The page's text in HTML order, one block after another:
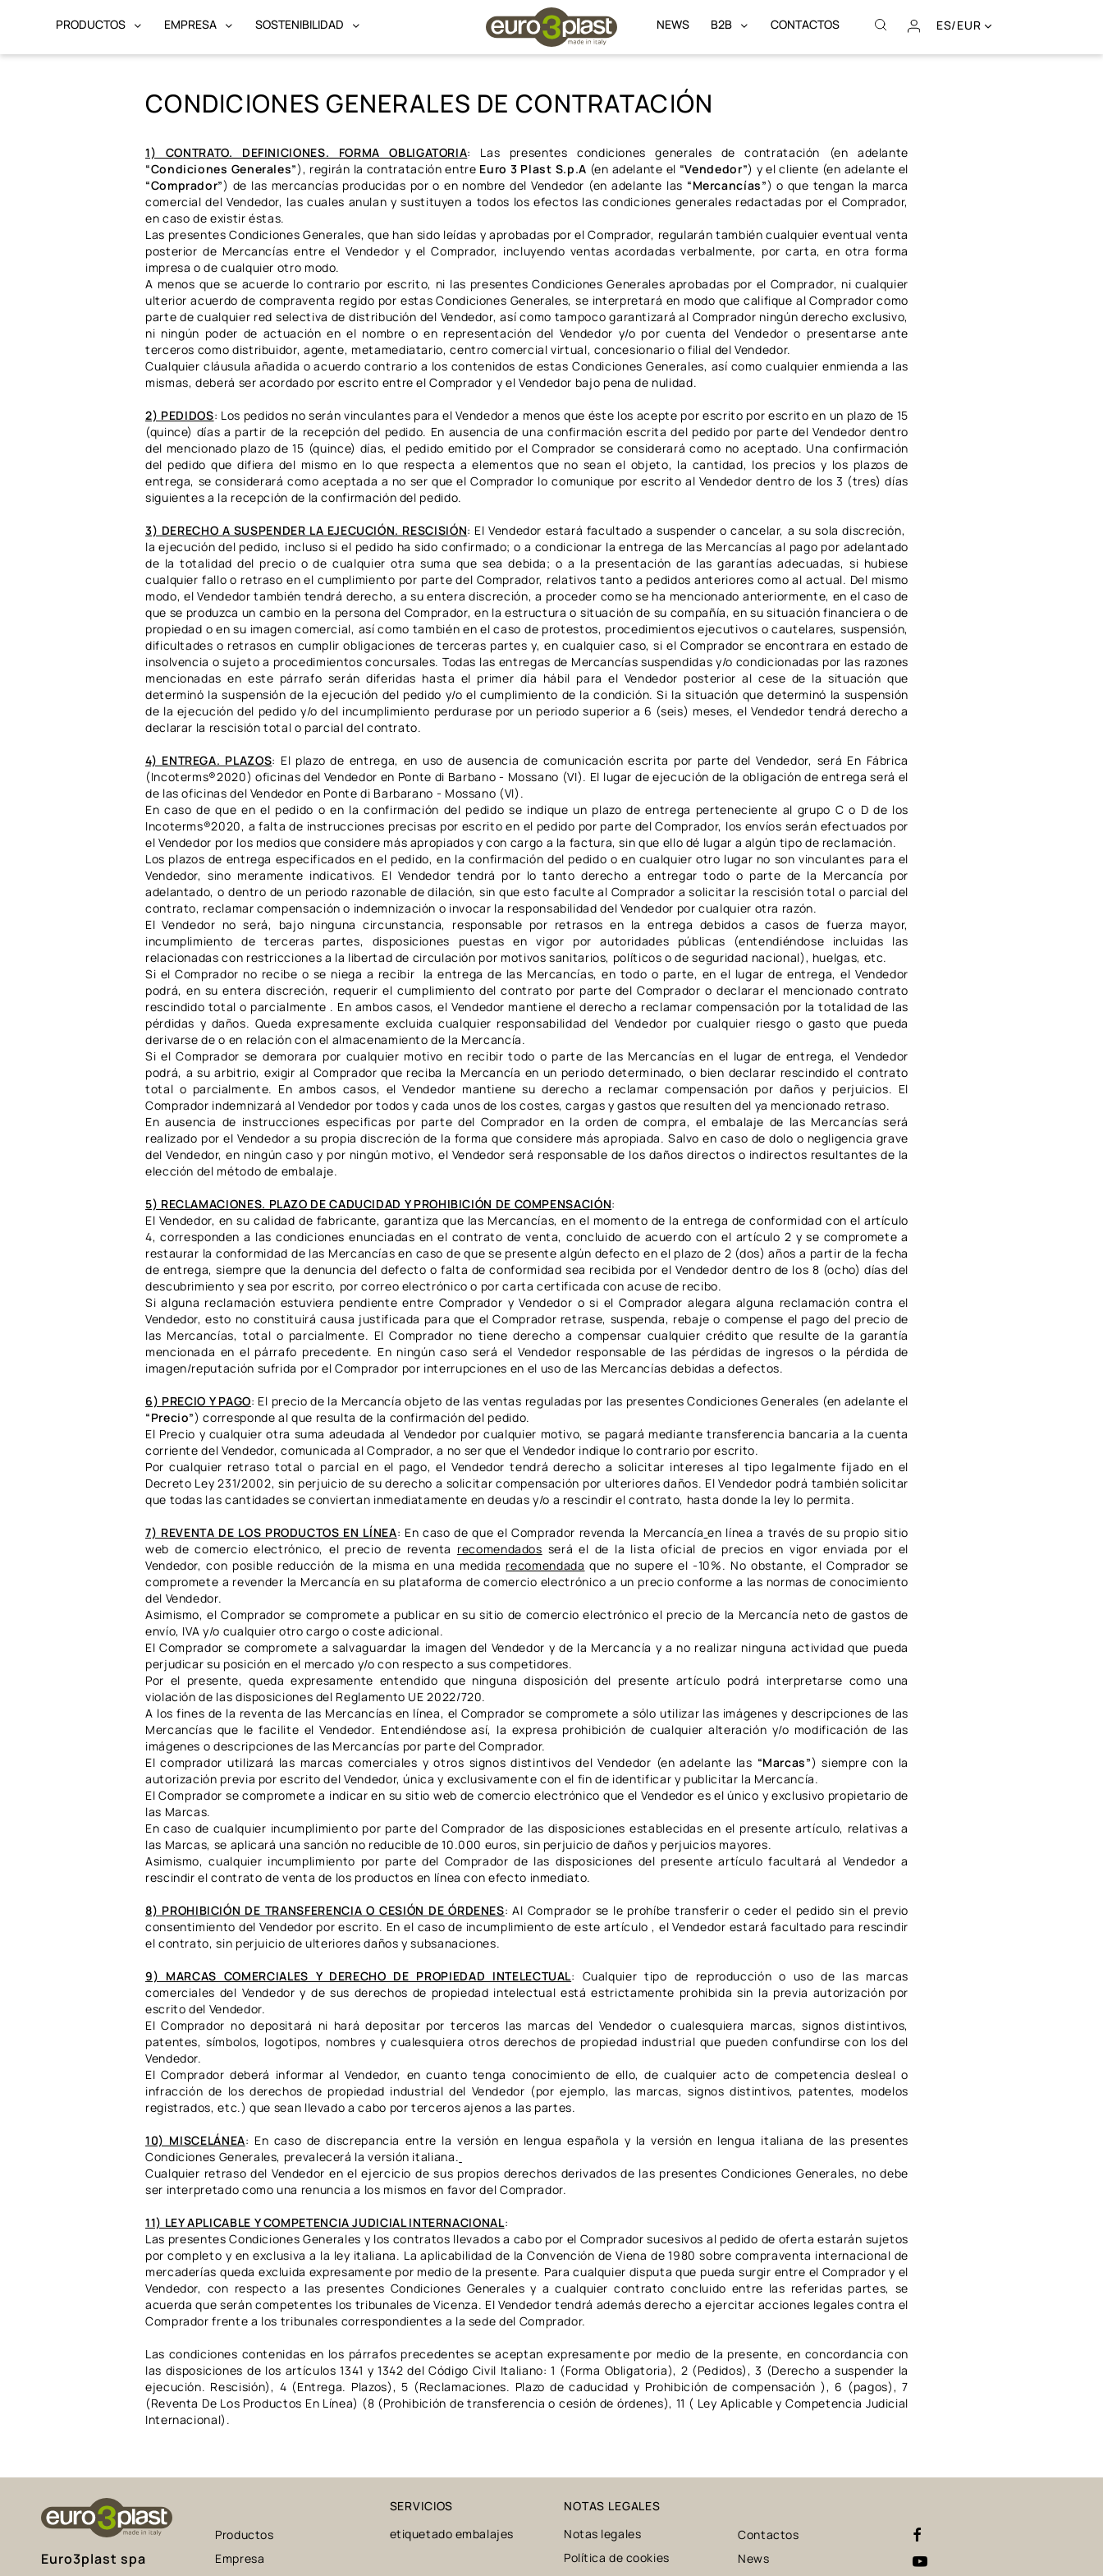
PRODUCTOS EMPRESA SOSTENIBILIDAD NEWS B2B CONTACTOS ES/EUR
CONDICIONES GENERALES DE CONTRATACIÓN
1) CONTRATO. DEFINICIONES. FORMA OBLIGATORIA: Las presentes condiciones generales de contratación (en adelante
“Condiciones Generales”), regirán la contratación entre Euro 3 Plast S.p.A (en adelante el “Vendedor”) y el cliente (en adelante el
“Comprador”) de las mercancías producidas por o en nombre del Vendedor (en adelante las “Mercancías”) o que tengan la marca
comercial del Vendedor, las cuales anulan y sustituyen a todos los efectos las condiciones generales redactadas por el Comprador,
en caso de existir éstas.
Las presentes Condiciones Generales, que han sido leídas y aprobadas por el Comprador, regularán también cualquier eventual venta
posterior de Mercancías entre el Vendedor y el Comprador, incluyendo ventas acordadas verbalmente, por carta, en otra forma
impresa o de cualquier otro modo.
A menos que se acuerde lo contrario por escrito, ni las presentes Condiciones Generales aprobadas por el Comprador, ni cualquier
ulterior acuerdo de compraventa regido por estas Condiciones Generales, se interpretará en modo que califique al Comprador como
parte de cualquier red selectiva de distribución del Vendedor, así como tampoco garantizará al Comprador ningún derecho exclusivo,
ni ningún poder de actuación en el nombre o en representación del Vendedor y/o por cuenta del Vendedor o presentarse ante
terceros como distribuidor, agente, metamediatario, centro comercial virtual, concesionario o filial del Vendedor.
Cualquier cláusula añadida o acuerdo contrario a los contenidos de estas Condiciones Generales, así como cualquier enmienda a las
mismas, deberá ser acordado por escrito entre el Comprador y el Vendedor bajo pena de nulidad.
2) PEDIDOS: Los pedidos no serán vinculantes para el Vendedor a menos que éste los acepte por escrito por escrito en un plazo de 15
(quince) días a partir de la recepción del pedido. En ausencia de una confirmación escrita del pedido por parte del Vendedor dentro
del mencionado plazo de 15 (quince) días, el pedido emitido por el Comprador se considerará como no aceptado. Una confirmación
del pedido que difiera del mismo en lo que respecta a elementos que no sean el objeto, la cantidad, los precios y los plazos de
entrega, se considerará como aceptada a no ser que el Comprador lo comunique por escrito al Vendedor dentro de los 3 (tres) días
siguientes a la recepción de la confirmación del pedido.
3) DERECHO A SUSPENDER LA EJECUCIÓN. RESCISIÓN: El Vendedor estará facultado a suspender o cancelar, a su sola discreción,
la ejecución del pedido, incluso si el pedido ha sido confirmado; o a condicionar la entrega de las Mercancías al pago por adelantado
de la totalidad del precio o de cualquier otra suma que sea debida; o a la presentación de las garantías adecuadas, si hubiese
cualquier fallo o retraso en el cumplimiento por parte del Comprador, relativos tanto a pedidos anteriores como al actual. Del mismo
modo, el Vendedor también tendrá derecho, a su entera discreción, a proceder como se ha mencionado anteriormente, en el caso de
que se produzca un cambio en la persona del Comprador, en la estructura o situación de su compañía, en su situación financiera o de
propiedad o en su imagen comercial, así como también en el caso de protestos, procedimientos ejecutivos o cautelares, suspensión,
dificultades o retrasos en cumplir obligaciones de terceras partes y, en cualquier caso, si el Comprador se encontrara en estado de
insolvencia o sujeto a procedimientos concursales. Todas las entregas de Mercancías suspendidas y/o condicionadas por las razones
mencionadas en este párrafo serán diferidas hasta el primer día hábil para el Vendedor posterior al cese de la situación que
determinó la suspensión de la ejecución del pedido y/o el cumplimiento de la condición. Si la situación que determinó la suspensión
de la ejecución del pedido y/o del incumplimiento perdurase por un periodo superior a 6 (seis) meses, el Vendedor tendrá derecho a
declarar la rescisión total o parcial del contrato.
4) ENTREGA. PLAZOS: El plazo de entrega, en uso de ausencia de comunicación escrita por parte del Vendedor, será En Fábrica
(Incoterms®2020) oficinas del Vendedor en Ponte di Barbano - Mossano (VI). El lugar de ejecución de la obligación de entrega será el
de las oficinas del Vendedor en Ponte di Barbarano - Mossano (VI).
En caso de que en el pedido o en la confirmación del pedido se indique un plazo de entrega perteneciente al grupo C o D de los
Incoterms®2020, a falta de instrucciones precisas por escrito en el pedido por parte del Comprador, los envíos serán efectuados por
el Vendedor por los medios que considere más apropiados y con cargo a la factura, sin que ello dé lugar a algún tipo de reclamación.
Los plazos de entrega especificados en el pedido, en la confirmación del pedido o en cualquier otro lugar no son vinculantes para el
Vendedor, sino meramente indicativos. El Vendedor tendrá por lo tanto derecho a entregar todo o parte de la Mercancía por
adelantado, o dentro de un periodo razonable de dilación, sin que esto faculte al Comprador a solicitar la rescisión total o parcial del
contrato, reclamar compensación o indemnización o invocar la responsabilidad del Vendedor por cualquier otra razón.
El Vendedor no será, bajo ninguna circunstancia, responsable por retrasos en la entrega debidos a casos de fuerza mayor,
incumplimiento de terceras partes, disposiciones puestas en vigor por autoridades públicas (entendiéndose incluidas las
relacionadas con restricciones a la libertad de circulación por motivos sanitarios, políticos o de seguridad nacional), huelgas, etc.
Si el Comprador no recibe o se niega a recibir
la entrega de las Mercancías, en todo o parte, en el lugar de entrega, el Vendedor
podrá, en su entera discreción, requerir el cumplimiento del contrato por parte del Comprador o declarar el mencionado contrato
rescindido total o parcialmente . En ambos casos, el Vendedor mantiene el derecho a reclamar compensación por la totalidad de las
pérdidas y daños. Queda expresamente excluida cualquier responsabilidad del Vendedor por cualquier riesgo o gasto que pueda
derivarse de o en relación con el almacenamiento de la Mercancía.
Si el Comprador se demorara por cualquier motivo en recibir todo o parte de las Mercancías en el lugar de entrega, el Vendedor
podrá, a su arbitrio, exigir al Comprador que reciba la Mercancía en un periodo determinado, o bien declarar rescindido el contrato
total o parcialmente. En ambos casos, el Vendedor mantiene su derecho a reclamar compensación por daños y perjuicios. El
Comprador indemnizará al Vendedor por todos y cada unos de los costes, cargas y gastos que resulten del ya mencionado retraso.
En ausencia de instrucciones especificas por parte del Comprador en la orden de compra, el embalaje de las Mercancías será
realizado por el Vendedor a su propia discreción de la forma que considere más apropiada. Salvo en caso de dolo o negligencia grave
del Vendedor, en ningún caso y por ningún motivo, el Vendedor será responsable de los daños directos o indirectos resultantes de la
elección del método de embalaje.
5) RECLAMACIONES. PLAZO DE CADUCIDAD Y PROHIBICIÓN DE COMPENSACIÓN:
El Vendedor, en su calidad de fabricante, garantiza que las Mercancías, en el momento de la entrega de conformidad con el artículo
4, corresponden a las condiciones enunciadas en el contrato de venta, concluido de acuerdo con el artículo 2 y se compromete a
restaurar la conformidad de las Mercancías en caso de que se presente algún defecto en el plazo de 2 (dos) años a partir de la fecha
de entrega, siempre que la denuncia del defecto o falta de conformidad sea recibida por el Vendedor dentro de los 8 (ocho) días del
descubrimiento y sea por escrito, por correo electrónico o por carta certificada con acuse de recibo.
Si alguna reclamación estuviera pendiente entre Comprador y Vendedor o si el Comprador alegara alguna reclamación contra el
Vendedor, esto no constituirá causa justificada para que el Comprador retrase, suspenda, rebaje o compense el pago del precio de
las Mercancías, total o parcialmente. El Comprador no tiene derecho a compensar cualquier crédito que resulte de la garantía
mencionada en el párrafo precedente. En ningún caso será el Vendedor responsable de las pérdidas de ingresos o la pérdida de
imagen/reputación sufrida por el Comprador por interrupciones en el uso de las Mercancías debidas a defectos.
6) PRECIO Y PAGO: El precio de la Mercancía objeto de las ventas reguladas por las presentes Condiciones Generales (en adelante el
“Precio”) corresponde al que resulta de la confirmación del pedido.
El Precio y cualquier otra suma adeudada al Vendedor por cualquier motivo, se pagará mediante transferencia bancaria a la cuenta
corriente del Vendedor, comunicada al Comprador, a no ser que el Vendedor indique lo contrario por escrito.
Por cualquier retraso total o parcial en el pago, el Vendedor tendrá derecho a solicitar intereses al tipo legalmente fijado en el
Decreto Ley 231/2002, sin perjuicio de su derecho a solicitar compensación por ulteriores daños. El Vendedor podrá también solicitar
que todas las cantidades se conviertan inmediatamente en deudas y/o a rescindir el contrato, hasta donde la ley lo permita.
7) REVENTA DE LOS PRODUCTOS EN LÍNEA: En caso de que el Comprador revenda la Mercancía en línea a través de su propio sitio
web de comercio electrónico, el precio de reventa recomendados será el de la lista oficial de precios en vigor enviada por el
Vendedor, con posible reducción de la misma en una medida recomendada que no supere el -10%. No obstante, el Comprador se
compromete a revender la Mercancía en su plataforma de comercio electrónico a un precio conforme a las normas de conocimiento
del Vendedor.
Asimismo, el Comprador se compromete a publicar en su sitio de comercio electrónico el precio de la Mercancía neto de gastos de
envío, IVA y/o cualquier otro cargo o coste adicional.
El Comprador se compromete a salvaguardar la imagen del Vendedor y de la Mercancía y a no realizar ninguna actividad que pueda
perjudicar su posición en el mercado y/o con respecto a sus competidores.
Por el presente, queda expresamente entendido que ninguna disposición del presente artículo podrá interpretarse como una
violación de las disposiciones del Reglamento UE 2022/720.
A los fines de la reventa de las Mercancías en línea, el Comprador se compromete a sólo utilizar las imágenes y descripciones de las
Mercancías que le facilite el Vendedor. Entendiéndose así, la expresa prohibición de cualquier alteración y/o modificación de las
imágenes o descripciones de las Mercancías por parte del Comprador.
El comprador utilizará las marcas comerciales y otros signos distintivos del Vendedor (en adelante las “Marcas”) siempre con la
autorización previa por escrito del Vendedor, única y exclusivamente con el fin de identificar y publicitar la Mercancía.
El Comprador se compromete a indicar en su sitio web de comercio electrónico que el Vendedor es el único y exclusivo propietario de
las Marcas.
En caso de cualquier incumplimiento por parte del Comprador de las disposiciones establecidas en el presente artículo, relativas a
las Marcas, se aplicará una sanción no reducible de 10.000 euros, sin perjuicio de daños y perjuicios mayores.
Asimismo, cualquier incumplimiento por parte del Comprador de las disposiciones del presente artículo facultará al Vendedor a
rescindir el contrato de venta de los productos en línea con efecto inmediato.
8) PROHIBICIÓN DE TRANSFERENCIA O CESIÓN DE ÓRDENES: Al Comprador se le prohíbe transferir o ceder el pedido sin el previo
consentimiento del Vendedor por escrito. En el caso de incumplimiento de este artículo , el Vendedor estará facultado para rescindir
el contrato, sin perjuicio de ulteriores daños y subsanaciones.
9) MARCAS COMERCIALES Y DERECHO DE PROPIEDAD INTELECTUAL: Cualquier tipo de reproducción o uso de las marcas
comerciales del Vendedor y de sus derechos de propiedad intelectual está estrictamente prohibida sin la previa autorización por
escrito del Vendedor.
El Comprador no depositará ni hará depositar por terceros las marcas del Vendedor o cualesquiera marcas, signos distintivos,
patentes, símbolos, logotipos, nombres y cualesquiera otros derechos de propiedad industrial que pueden confundirse con los del
Vendedor.
El Comprador deberá informar al Vendedor, en cuanto tenga conocimiento de ello, de cualquier acto de competencia desleal o
infracción de los derechos de propiedad industrial del Vendedor (por ejemplo, las marcas, signos distintivos, patentes, modelos
registrados, etc.) que sean llevado a cabo por terceros ajenos a las partes.
10) MISCELÁNEA: En caso de discrepancia entre la versión en lengua española y la versión en lengua italiana de las presentes
Condiciones Generales, prevalecerá la versión italiana.
Cualquier retraso del Vendedor en el ejercicio de sus propios derechos derivados de las presentes Condiciones Generales, no debe
ser interpretado como una renuncia a los mismos en favor del Comprador.
11) LEY APLICABLE Y COMPETENCIA JUDICIAL INTERNACIONAL:
Las presentes Condiciones Generales y los contratos llevados a cabo por el Comprador sucesivos al pedido de oferta estarán sujetos
por completo y en exclusiva a la ley italiana. La aplicabilidad de la Convención de Viena de 1980 sobre compraventa internacional de
mercaderías queda excluida expresamente por medio de la presente. Para cualquier disputa que pueda surgir entre el Comprador y el
Vendedor, con respecto a las presentes Condiciones Generales y a cualquier contrato concluido entre las referidas partes, se
acuerda que serán competentes los tribunales de Vicenza. El Vendedor tendrá además derecho a ejercitar acciones legales contra el
Comprador frente a los tribunales correspondientes a la sede del Comprador.
Las condiciones contenidas en los párrafos precedentes se aceptan expresamente por medio de la presente, en concordancia con
las disposiciones de los artículos 1341 y 1342 del Código Civil Italiano: 1 (Forma Obligatoria), 2 (Pedidos), 3 (Derecho a suspender la
ejecución. Rescisión), 4 (Entrega. Plazos), 5 (Reclamaciones. Plazo de caducidad y Prohibición de compensación ), 6 (pagos), 7
(Reventa De Los Productos En Línea) (8 (Prohibición de transferencia o cesión de órdenes), 11 ( Ley Aplicable y Competencia Judicial
Internacional).
Euro3plast spa
Productos
Empresa
SERVICIOS
etiquetado embalajes
NOTAS LEGALES
Notas legales
Política de cookies
Contactos
News